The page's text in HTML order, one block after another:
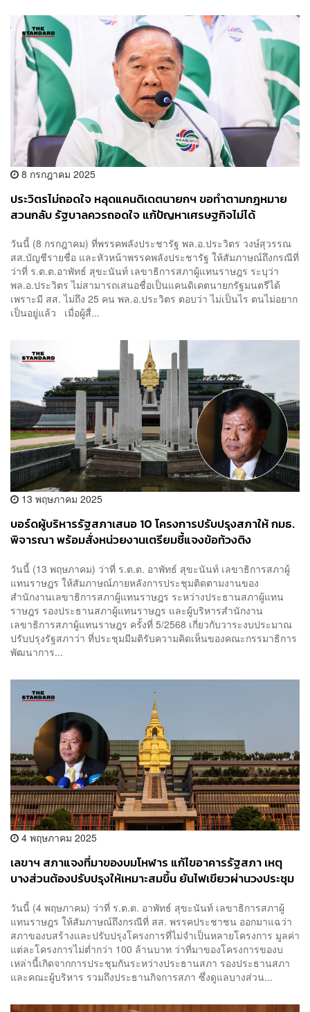
8 กรกฎาคม 2025
ประวิตรไม่ถอดใจ หลุดแคนดิเดตนายกฯ ขอทำตามกฎหมาย
สวนกลับ รัฐบาลควรถอดใจ แก้ปัญหาเศรษฐกิจไม่ได้
วันนี้ (8 กรกฎาคม) ที่พรรคพลังประชารัฐ พล.อ.ประวิตร วงษ์สุวรรณ
สส.บัญชีรายชื่อ และหัวหน้าพรรคพลังประชารัฐ ให้สัมภาษณ์ถึงกรณีที่
ว่าที่ ร.ต.ต.อาพัทธ์ สุขะนันท์ เลขาธิการสภาผู้แทนราษฎร ระบุว่า
พล.อ.ประวิตร ไม่สามารถเสนอชื่อเป็นแคนดิเดตนายกรัฐมนตรีได้
เพราะมี สส. ไม่ถึง 25 คน พล.อ.ประวิตร ตอบว่า ไม่เป็นไร ตนไม่อยาก
เป็นอยู่แล้ว เมื่อผู้สื่...
13 พฤษภาคม 2025
บอร์ดผู้บริหารรัฐสภาเสนอ 10 โครงการปรับปรุงสภาให้ กมธ.
พิจารณา พร้อมสั่งหน่วยงานเตรียมชี้แจงข้อท้วงติง
วันนี้ (13 พฤษภาคม) ว่าที่ ร.ต.ต. อาพัทธ์ สุขะนันท์ เลขาธิการสภาผู้
แทนราษฎร ให้สัมภาษณ์ภายหลังการประชุมติดตามงานของ
สำนักงานเลขาธิการสภาผู้แทนราษฎร ระหว่างประธานสภาผู้แทน
ราษฎร รองประธานสภาผู้แทนราษฎร และผู้บริหารสำนักงาน
เลขาธิการสภาผู้แทนราษฎร ครั้งที่ 5/2568 เกี่ยวกับวาระงบประมาณ
ปรับปรุงรัฐสภาว่า ที่ประชุมมีมติรับความคิดเห็นของคณะกรรมาธิการ
พัฒนาการ...
4 พฤษภาคม 2025
เลขาฯ สภาแจงที่มาของบมโหฬาร แก้ไขอาคารรัฐสภา เหตุ
บางส่วนต้องปรับปรุงให้เหมาะสมขึ้น ยันไฟเขียวผ่านวงประชุม
วันนี้ (4 พฤษภาคม) ว่าที่ ร.ต.ต. อาพัทธ์ สุขะนันท์ เลขาธิการสภาผู้
แทนราษฎร ให้สัมภาษณ์ถึงกรณีที่ สส. พรรคประชาชน ออกมาแฉว่า
สภาของบสร้างและปรับปรุงโครงการที่ไม่จำเป็นหลายโครงการ มูลค่า
แต่ละโครงการไม่ต่ำกว่า 100 ล้านบาท ว่าที่มาของโครงการของบ
เหล่านี้เกิดจากการประชุมกันระหว่างประธานสภา รองประธานสภา
และคณะผู้บริหาร รวมถึงประธานกิจการสภา ซึ่งดูแลบางส่วน...